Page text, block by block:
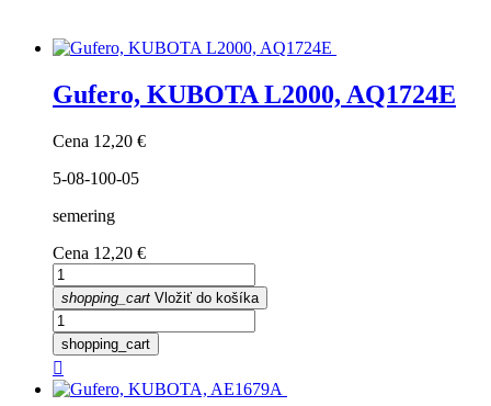
Gufero, KUBOTA L2000, AQ1724E
Cena 12,20 €
5-08-100-05
semering
Cena 12,20 €
shopping_cart Vložiť do košíka
shopping_cart
